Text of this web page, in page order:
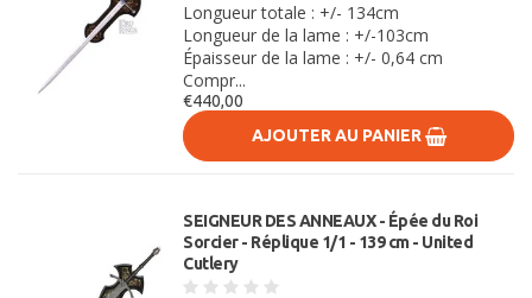
Longueur totale : +/- 134cm
Longueur de la lame : +/-103cm
Épaisseur de la lame : +/- 0,64 cm
Compr...
€440,00
AJOUTER AU PANIER
SEIGNEUR DES ANNEAUX - Épée du Roi
Sorcier - Réplique 1/1 - 139 cm - United
Cutlery